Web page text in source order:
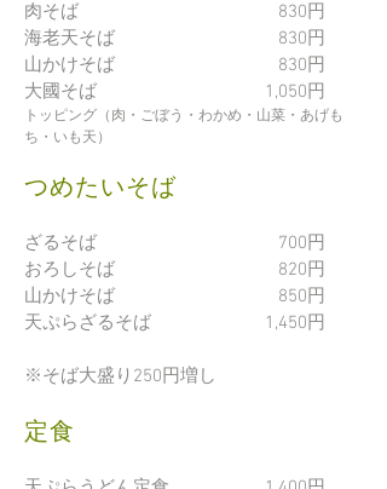
肉そば 830円
海老天そば 830円
山かけそば 830円
大國そば 1,050円
​トッピング（肉・ごぼう・わかめ・山菜・あげも
ち・いも天）
つめたいそば
ざるそば 700円
おろしそば 820円
山かけそば
850円
天ぷらざるそば 1,450円
​※そば大盛り250円増し
定食